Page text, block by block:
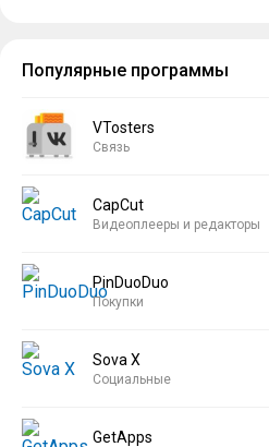
Популярные программы
VTosters
Связь
CapCut
Видеоплееры и редакторы
PinDuoDuo
Покупки
Sova X
Социальные
GetApps